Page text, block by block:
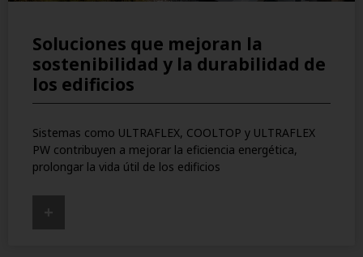
Soluciones que mejoran la
sostenibilidad y la durabilidad de
los edificios
Sistemas como ULTRAFLEX, COOLTOP y ULTRAFLEX
PW contribuyen a mejorar la eficiencia energética,
prolongar la vida útil de los edificios
+